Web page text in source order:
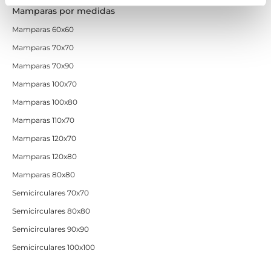
Mamparas por medidas
Mamparas 60x60
Mamparas 70x70
Mamparas 70x90
Mamparas 100x70
Mamparas 100x80
Mamparas 110x70
Mamparas 120x70
Mamparas 120x80
Mamparas 80x80
Semicirculares 70x70
Semicirculares 80x80
Semicirculares 90x90
Semicirculares 100x100